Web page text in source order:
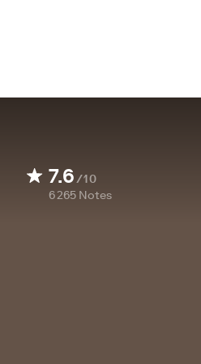
7.6/10
6 265 Notes